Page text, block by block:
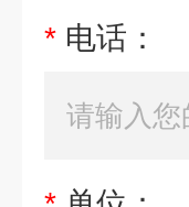
* 电话：